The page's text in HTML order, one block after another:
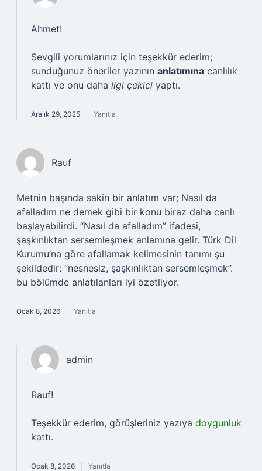
Ahmet!
Sevgili yorumlarınız için teşekkür ederim;
sunduğunuz öneriler yazının anlatımına canlılık
kattı ve onu daha ilgi çekici yaptı.
Aralık 29, 2025 Yanıtla
Rauf
Metnin başında sakin bir anlatım var; Nasıl da
afalladım ne demek gibi bir konu biraz daha canlı
başlayabilirdi. “Nasıl da afalladım” ifadesi,
şaşkınlıktan sersemleşmek anlamına gelir. Türk Dil
Kurumu’na göre afallamak kelimesinin tanımı şu
şekildedir: “nesnesiz, şaşkınlıktan sersemleşmek”.
bu bölümde anlatılanları iyi özetliyor.
Ocak 8, 2026 Yanıtla
admin
Rauf!
Teşekkür ederim, görüşleriniz yazıya doygunluk
kattı.
Ocak 8, 2026 Yanıtla